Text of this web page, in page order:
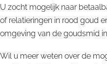
U zocht mogelijk naar
of relatieringen in rood goud
omgeving van de goudsmid
Wil u meer weten over de